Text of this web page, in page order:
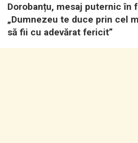
Dorobanțu, mesaj puternic în
„Dumnezeu te duce prin cel
să fii cu adevărat fericit”